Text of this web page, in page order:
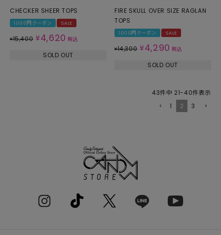
CHECKER SHEER TOPS
1000円クーポン SALE
¥15,400 ¥4,620 税込
SOLD OUT
FIRE SKULL OVER SIZE RAGLAN
TOPS
1000円クーポン SALE
¥14,300 ¥4,290 税込
SOLD OUT
43件中 21-40件表示
1
2 3